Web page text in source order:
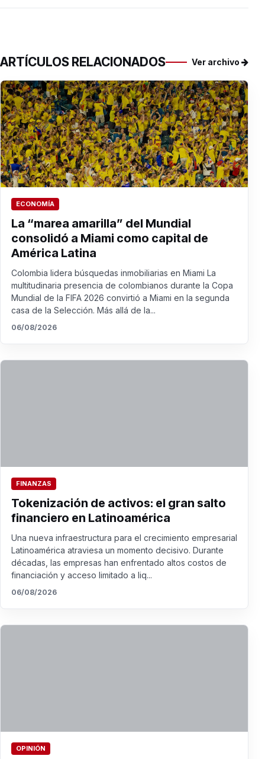
ARTÍCULOS RELACIONADOS Ver archivo
ECONOMÍA
La “marea amarilla” del Mundial
consolidó a Miami como capital de
América Latina
Colombia lidera búsquedas inmobiliarias en Miami La
multitudinaria presencia de colombianos durante la Copa
Mundial de la FIFA 2026 convirtió a Miami en la segunda
casa de la Selección. Más allá de la...
06/08/2026
FINANZAS
Tokenización de activos: el gran salto
financiero en Latinoamérica
Una nueva infraestructura para el crecimiento empresarial
Latinoamérica atraviesa un momento decisivo. Durante
décadas, las empresas han enfrentado altos costos de
financiación y acceso limitado a liq...
06/08/2026
OPINIÓN